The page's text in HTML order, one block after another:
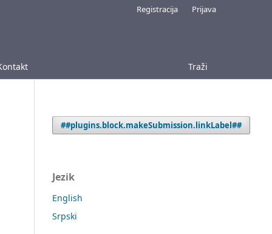
Traži
Registracija Prijava
##plugins.block.makeSubmission.linkLabel##
Jezik
English
Srpski